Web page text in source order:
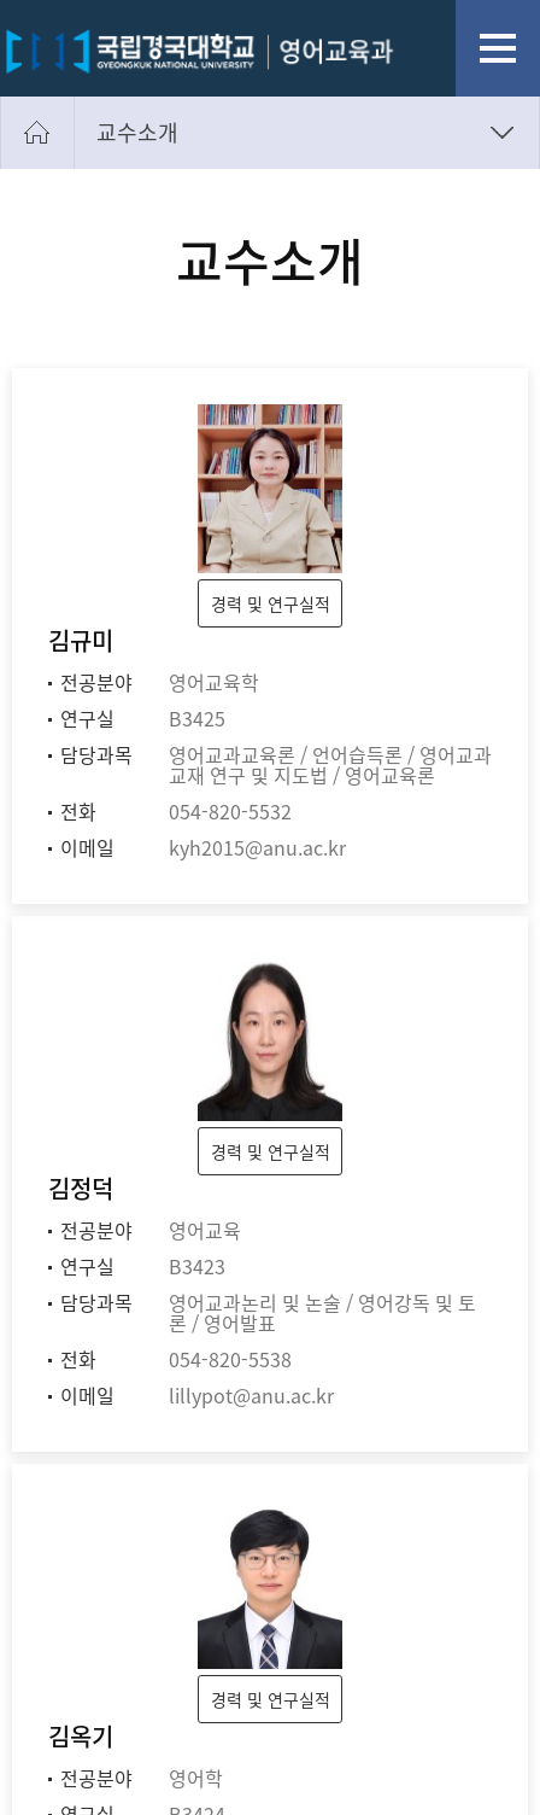
교수소개
교육연혁목표교수소개
경력 및 연구실적
김규미
전공분야
영어교육학
연구실
B3425
담당과목
영어교과교육론 / 언어습득론 / 영어교과
교재 연구 및 지도법 / 영어교육론
전화
054-820-5532
이메일
kyh2015@anu.ac.kr
경력 및 연구실적
김정덕
전공분야
영어교육
연구실
B3423
담당과목
영어교과논리 및 논술 / 영어강독 및 토
론 / 영어발표
전화
054-820-5538
이메일
lillypot@anu.ac.kr
경력 및 연구실적
김옥기
전공분야
영어학